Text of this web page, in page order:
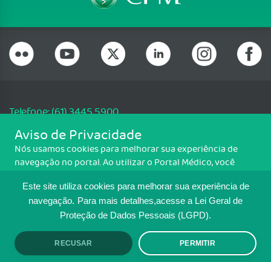
Este site utiliza cookies para melhorar sua experiência de
navegação. Para mais detalhes,acesse a Lei Geral de
Proteção de Dados Pessoais (LGPD).
RECUSAR PERMITIR
Telefone: (61) 3445 5900
Email: cfm@portalmedico.org.br
SGAS 616, Conjunto D, Lote 115, L2 Sul, Brasília/DF - CEP: 70200-760 -
CNPJ: 33.583.550/0001-30
MAPA DO SITE
TRANSPARÊNCIA E PRESTAÇÃO DE
CONTAS
Aviso de Privacidade
Nós usamos cookies para melhorar sua experiência de
navegação no portal. Ao utilizar o Portal Médico, você
Para ter mais informações sobre como isso é feito, acesse
Política de cookies. Se você concorda, clique em ACEITO.
ACEITO